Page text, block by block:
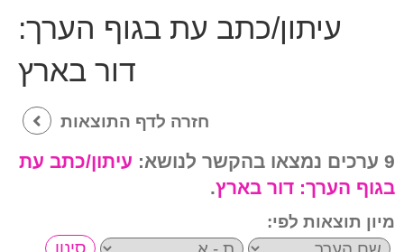
עיתון/כתב עת בגוף הערך:
דור בארץ
חזרה לדף התוצאות
9 ערכים נמצאו בהקשר לנושא:
עיתון/כתב עת
בגוף הערך: דור בארץ.
מיון תוצאות לפי: